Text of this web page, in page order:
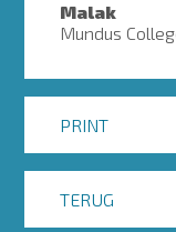
Malak
Mundus
PRINT
TERUG